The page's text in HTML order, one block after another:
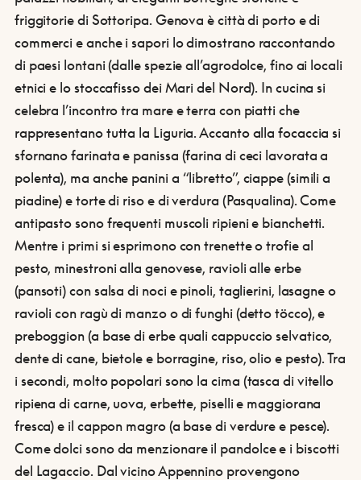
friggitorie di Sottoripa. Genova è città di porto e di
commerci e anche i sapori lo dimostrano raccontando
di paesi lontani (dalle spezie all’agrodolce, fino ai locali
etnici e lo stoccafisso dei Mari del Nord). In cucina si
celebra l’incontro tra mare e terra con piatti che
rappresentano tutta la Liguria. Accanto alla focaccia si
sfornano farinata e panissa (farina di ceci lavorata a
polenta), ma anche panini a “libretto”, ciappe (simili a
piadine) e torte di riso e di verdura (Pasqualina). Come
antipasto sono frequenti muscoli ripieni e bianchetti.
Mentre i primi si esprimono con trenette o trofie al
pesto, minestroni alla genovese, ravioli alle erbe
(pansoti) con salsa di noci e pinoli, taglierini, lasagne o
ravioli con ragù di manzo o di funghi (detto töcco), e
preboggion (a base di erbe quali cappuccio selvatico,
dente di cane, bietole e borragine, riso, olio e pesto). Tra
i secondi, molto popolari sono la cima (tasca di vitello
ripiena di carne, uova, erbette, piselli e maggiorana
fresca) e il cappon magro (a base di verdure e pesce).
Come dolci sono da menzionare il pandolce e i biscotti
del Lagaccio. Dal vicino Appennino provengono